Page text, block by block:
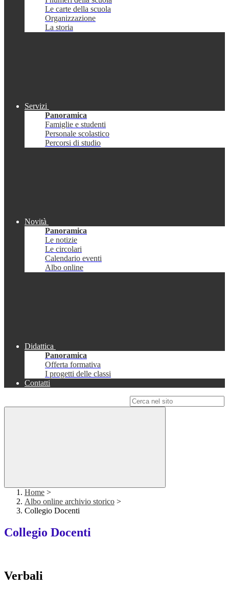
Le carte della scuola
Organizzazione
La storia
Servizi
Panoramica
Famiglie e studenti
Personale scolastico
Percorsi di studio
Novità
Panoramica
Le notizie
Le circolari
Calendario eventi
Albo online
Didattica
Panoramica
Offerta formativa
I progetti delle classi
Contatti
Home >
Albo online archivio storico >
Collegio Docenti
Collegio Docenti
Verbali